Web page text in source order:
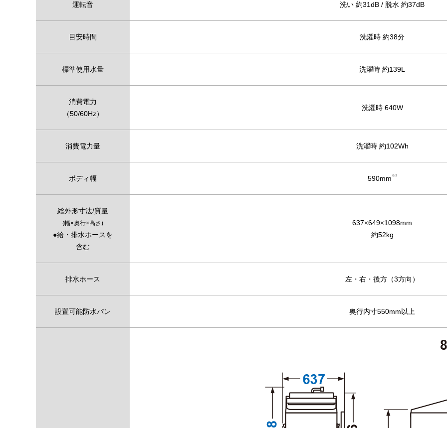
運転音 洗い 約31dB / 脱水 約37dB
目安時間 洗濯時 約38分
標準使用水量 洗濯時 約139L
消費電力
（50/60Hz）
洗濯時 640W
消費電力量 洗濯時 約102Wh
ボディ幅 590mm ※1
総外形寸法/質量
(幅×奥行×高さ)
●給・排水ホースを
含む
637×649×1098mm
約52kg
排水ホース 左・右・後方（3方向）
設置可能防水パン 奥行内寸550mm以上